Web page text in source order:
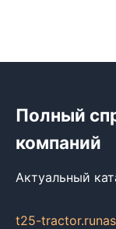
Полный
компаний
Актуальный
t25-tractor.ru